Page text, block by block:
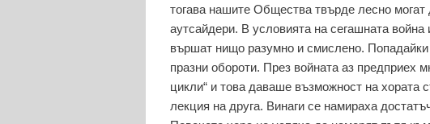
тогава нашите Общества твърде лесно
аутсайдери. В условията на сегашната
вършат нищо разумно и смислено.
празни обороти. През войната аз предприех
цикли“ и това даваше възможност на хората
лекция на друга. Винаги се намираха